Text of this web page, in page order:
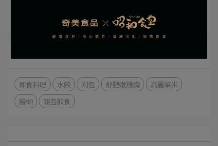
即食料理 水餃 刈包 舒肥嫩雞胸
高麗菜米
饅頭
親善飲食